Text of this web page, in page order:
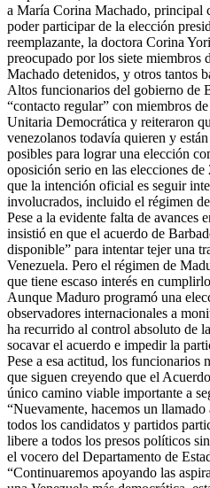
a María Corina Machado, principal
poder participar de la elección
reemplazante, la doctora Corina
preocupado por los siete miembros
Machado detenidos, y otros tantos
Altos funcionarios del gobierno de
“contacto regular” con miembros
Unitaria Democrática y reiteraron
venezolanos todavía quieren y
posibles para lograr una elección
oposición serio en las elecciones
que la intención oficial es seguir
involucrados, incluido el régimen
Pese a la evidente falta de avances
insistió en que el acuerdo de
disponible” para intentar tejer una
Venezuela. Pero el régimen de
que tiene escaso interés en
Aunque Maduro programó una
observadores internacionales a
ha recurrido al control absoluto de
socavar el acuerdo e impedir la
Pese a esa actitud, los funcionarios
que siguen creyendo que el
único camino viable importante a
“Nuevamente, hacemos un
todos los candidatos y partidos
libere a todos los presos políticos
el vocero del Departamento de
“Continuaremos apoyando las